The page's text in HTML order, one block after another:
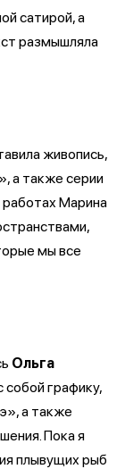
сатирой, а
размышляла
живопись,
а также серии
Марина
мы все
Ольга
собой графику,
а также
Пока я
плывущих рыб